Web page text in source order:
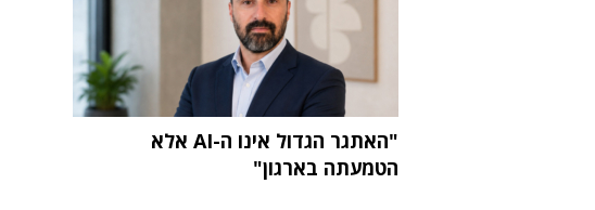
"האתגר הגדול אינו ה-AI אלא
הטמעתה בארגון"